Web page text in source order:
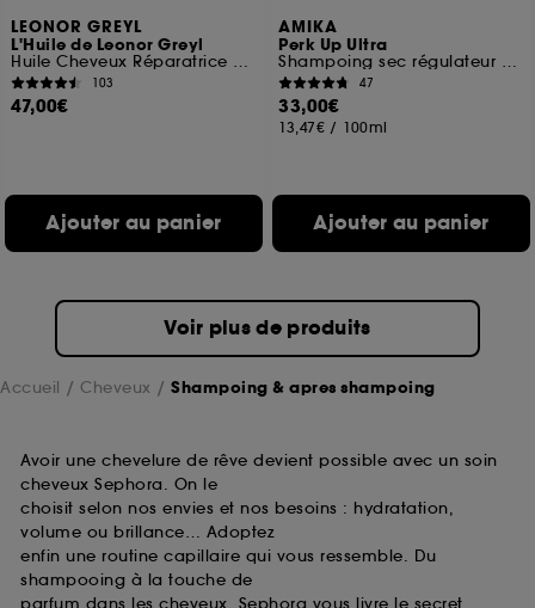
LEONOR GREYL
L'Huile de Leonor Greyl
Huile Cheveux Réparatrice et Protectice
103
47,00€
Ajouter au panier
AMIKA
Perk Up Ultra
Shampoing sec régulateur de sébum
47
33,00€
13,47€ / 100ml
Ajouter au panier
Voir plus de produits
Accueil Cheveux Shampoing & apres shampoing
Avoir une chevelure de rêve devient possible avec un soin
cheveux Sephora. On le
choisit selon nos envies et nos besoins : hydratation,
volume ou brillance… Adoptez
enfin une routine capillaire qui vous ressemble. Du
shampooing à la touche de
parfum dans les cheveux, Sephora vous livre le secret